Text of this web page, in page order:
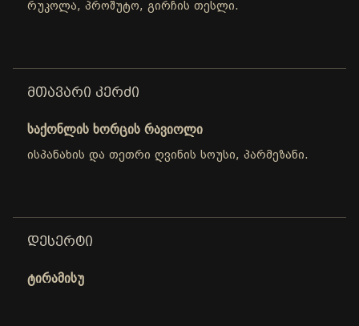
რუკოლა, პროშუტო, გირჩის თესლი.
ᲛᲗᲐᲕᲐᲠᲘ ᲙᲔᲠᲫᲘ
საქონლის ხორცის რავიოლი
ისპანახის და თეთრი ღვინის სოუსი, პარმეზანი.
ᲓᲔᲡᲔᲠᲢᲘ
ტირამისუ